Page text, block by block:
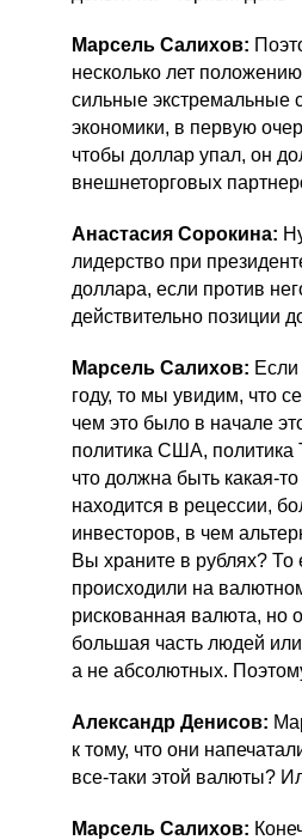
Марсель Салихов:
несколько лет
сильные экстремальные
экономики, в первую
чтобы доллар упал, он
внешнеторговых
Анастасия Сорокина:
лидерство при
доллара, если против
действительно позиции
Марсель Салихов:
году, то мы увидим, что
чем это было в начале
политика США, политика
что должна быть какая-то
находится в рецессии,
инвесторов, в чем
Вы храните в рублях? То
происходили на
рискованная валюта, но
большая часть людей
а не абсолютных.
Александр Денисов:
к тому, что они
все-таки этой валюты?
Марсель Салихов: